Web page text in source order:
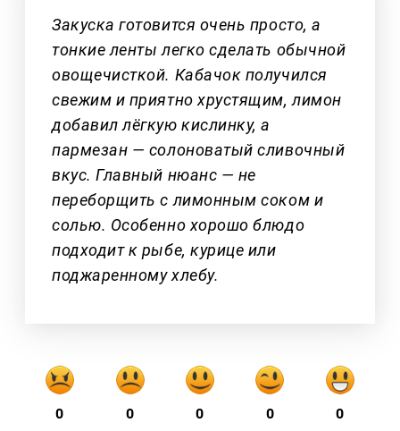
Закуска готовится очень просто, а
тонкие ленты легко сделать обычной
овощечисткой. Кабачок получился
свежим и приятно хрустящим, лимон
добавил лёгкую кислинку, а
пармезан — солоноватый сливочный
вкус. Главный нюанс — не
переборщить с лимонным соком и
солью. Особенно хорошо блюдо
подходит к рыбе, курице или
поджаренному хлебу.
0 0 0 0 0